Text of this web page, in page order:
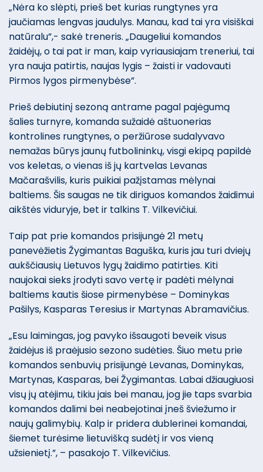
„Nėra ko slėpti, prieš bet kurias rungtynes yra
jaučiamas lengvas jaudulys. Manau, kad tai yra visiškai
natūralu”,- sakė treneris. „Daugeliui komandos
žaidėjų, o tai pat ir man, kaip vyriausiajam treneriui, tai
yra nauja patirtis, naujas lygis – žaisti ir vadovauti
Pirmos lygos pirmenybėse”.
Prieš debiutinį sezoną antrame pagal pajėgumą
šalies turnyre, komanda sužaidė aštuonerias
kontrolines rungtynes, o peržiūrose sudalyvavo
nemažas būrys jaunų futbolininkų, visgi ekipą papildė
vos keletas, o vienas iš jų kartvelas Levanas
Mačarašvilis, kuris puikiai pažįstamas mėlynai
baltiems. Šis saugas ne tik diriguos komandos žaidimui
aikštės viduryje, bet ir talkins T. Vilkevičiui.
Taip pat prie komandos prisijungė 21 metų
panevėžietis Žygimantas Baguška, kuris jau turi dviejų
aukščiausių Lietuvos lygų žaidimo patirties. Kiti
naujokai sieks įrodyti savo vertę ir padėti mėlynai
baltiems kautis šiose pirmenybėse – Dominykas
Pašilys, Kasparas Teresius ir Martynas Abramavičius.
„Esu laimingas, jog pavyko išsaugoti beveik visus
žaidėjus iš praėjusio sezono sudėties. Šiuo metu prie
komandos senbuvių prisijungė Levanas, Dominykas,
Martynas, Kasparas, bei Žygimantas. Labai džiaugiuosi
visų jų atėjimu, tikiu jais bei manau, jog jie taps svarbia
komandos dalimi bei neabejotinai įneš šviežumo ir
naujų galimybių. Kalp ir pridera dublerinei komandai,
šiemet turėsime lietuvišką sudėtį ir vos vieną
užsienietį.”, – pasakojo T. Vilkevičius.